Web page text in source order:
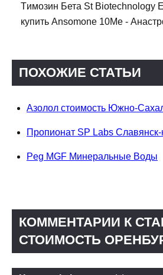
Tимозин Бета St Biotechnology
купить Ansomone 10Me -
ПОХОЖИЕ СТАТЬИ
Азолол стоимость Южно-
Пропионат SP Labs
Peg MGF Минеральные Воды
КОММЕНТАРИИ К
СТОИМОСТЬ